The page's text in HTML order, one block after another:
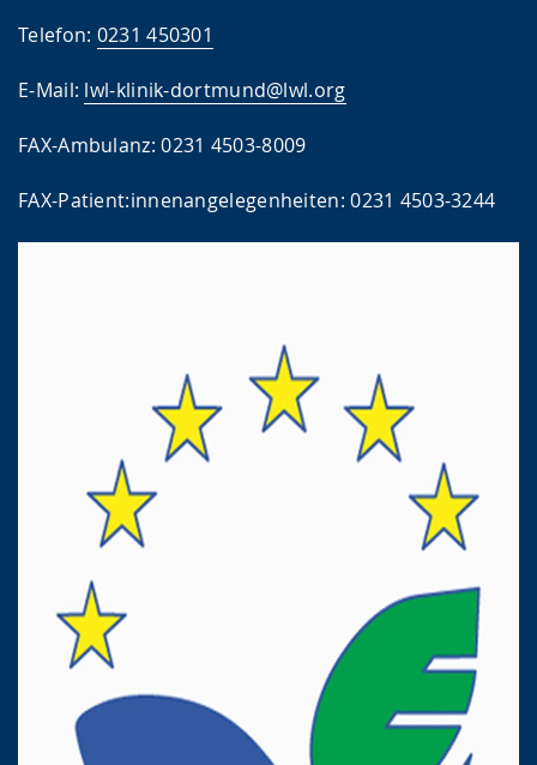
Telefon: 0231 450301
E-Mail: lwl-klinik-dortmund@lwl.org
FAX-Ambulanz: 0231 4503-8009
FAX-Patient:innenangelegenheiten: 0231 4503-3244